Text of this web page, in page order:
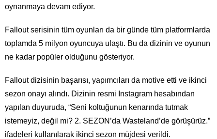
oynanmaya devam ediyor.
Fallout serisinin tüm oyunları da bir günde tüm platformlarda
toplamda 5 milyon oyuncuya ulaştı. Bu da dizinin ve oyunun
ne kadar popüler olduğunu gösteriyor.
Fallout dizisinin başarısı, yapımcıları da motive etti ve ikinci
sezon onayı alındı. Dizinin resmi Instagram hesabından
yapılan duyuruda, “Seni koltuğunun kenarında tutmak
istemeyiz, değil mi? 2. SEZON’da Wasteland’de görüşürüz.”
ifadeleri kullanılarak ikinci sezon müjdesi verildi.